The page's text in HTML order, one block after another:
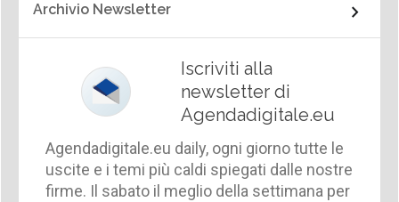
Archivio Newsletter
Iscriviti alla
newsletter di
Agendadigitale.eu
Agendadigitale.eu daily, ogni giorno tutte le
uscite e i temi più caldi spiegati dalle nostre
firme. Il sabato il meglio della settimana per